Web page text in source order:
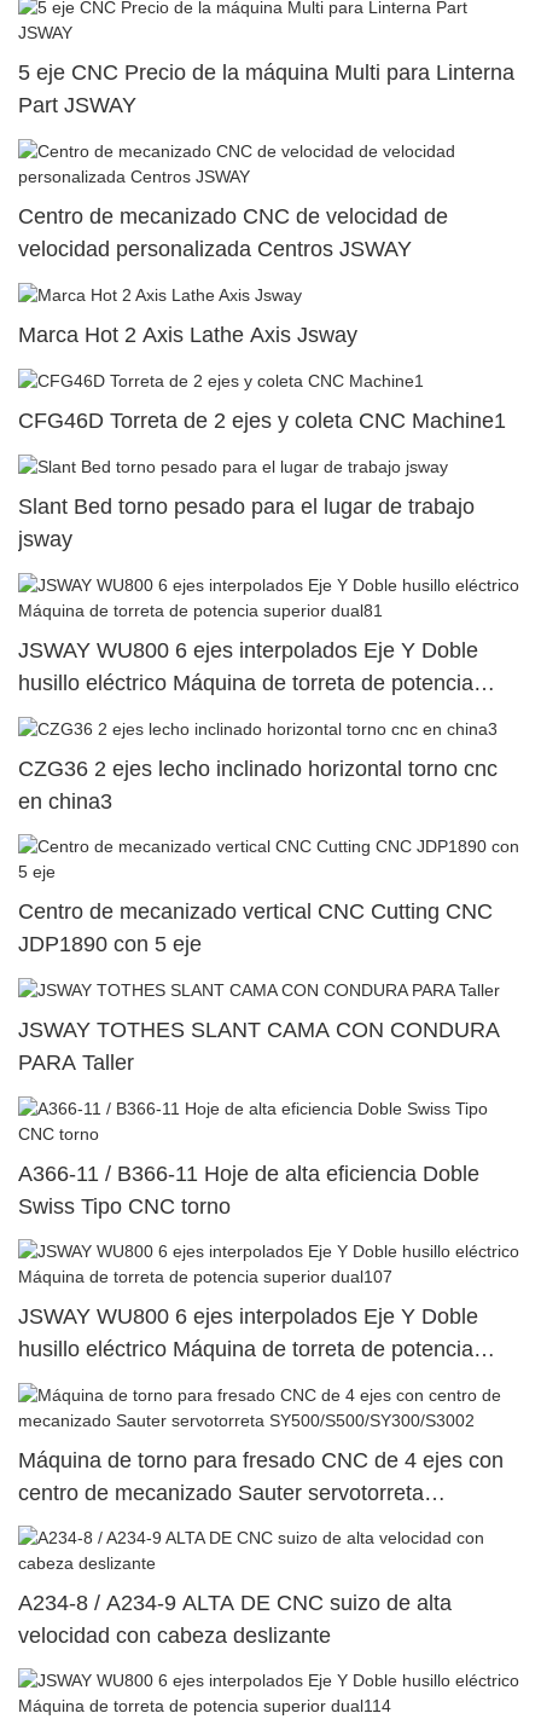
5 eje CNC Precio de la máquina Multi para Linterna
Part JSWAY
Centro de mecanizado CNC de velocidad de
velocidad personalizada Centros JSWAY
Marca Hot 2 Axis Lathe Axis Jsway
CFG46D Torreta de 2 ejes y coleta CNC Machine1
Slant Bed torno pesado para el lugar de trabajo
jsway
JSWAY WU800 6 ejes interpolados Eje Y Doble
husillo eléctrico Máquina de torreta de potencia
superior dual81
CZG36 2 ejes lecho inclinado horizontal torno cnc
en china3
Centro de mecanizado vertical CNC Cutting CNC
JDP1890 con 5 eje
JSWAY TOTHES SLANT CAMA CON CONDURA
PARA Taller
A366-11 / B366-11 Hoje de alta eficiencia Doble
Swiss Tipo CNC torno
JSWAY WU800 6 ejes interpolados Eje Y Doble
husillo eléctrico Máquina de torreta de potencia
superior dual107
Máquina de torno para fresado CNC de 4 ejes con
centro de mecanizado Sauter servotorreta
SY500/S500/SY300/S3002
A234-8 / A234-9 ALTA DE CNC suizo de alta
velocidad con cabeza deslizante